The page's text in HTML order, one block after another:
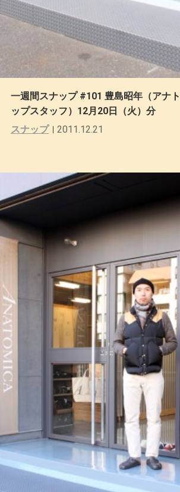
一週間スナップ #101 豊島昭年（アナ
ップスタッフ）12月20日（火）分
スナップ
2011.12.21